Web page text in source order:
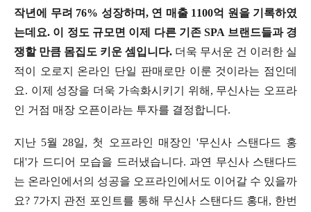
작년에 무려 76% 성장하며, 연 매출 1100억 원을 기록하였
는데요. 이 정도 규모면 이제 다른 기존 SPA 브랜드들과 경
쟁할 만큼 몸집도 키운 셈입니다. 더욱 무서운 건 이러한 실
적이 오로지 온라인 단일 판매로만 이룬 것이라는 점인데
요. 이제 성장을 더욱 가속화시키기 위해, 무신사는 오프라
인 거점 매장 오픈이라는 투자를 결정합니다.
지난 5월 28일, 첫 오프라인 매장인 '무신사 스탠다드 홍
대'가 드디어 모습을 드러냈습니다. 과연 무신사 스탠다드
는 온라인에서의 성공을 오프라인에서도 이어갈 수 있을까
요? 7가지 관전 포인트를 통해 무신사 스탠다드 홍대, 한번